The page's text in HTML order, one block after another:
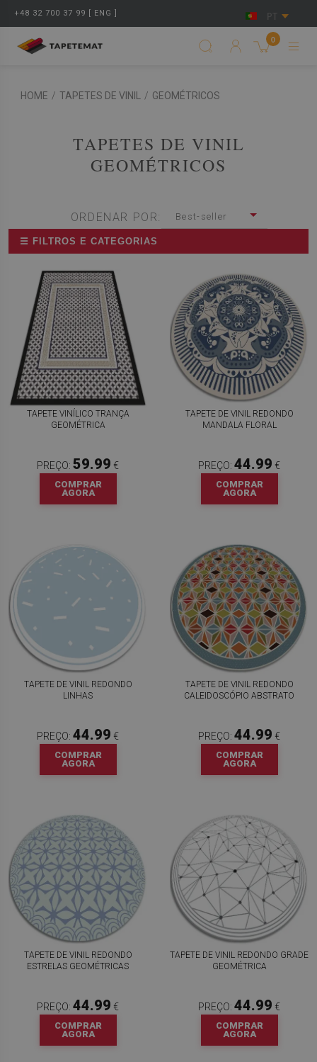
+48 32 700 37 99 [ ENG ] PT
0
HOME / TAPETES DE VINIL / GEOMÉTRICOS
TAPETES DE VINIL
GEOMÉTRICOS
ORDENAR POR: Best-seller
☰ FILTROS E CATEGORIAS
TAPETE VINÍLICO TRANÇA
GEOMÉTRICA
PREÇO: 59.99 €
COMPRAR
AGORA
TAPETE DE VINIL REDONDO
MANDALA FLORAL
PREÇO: 44.99 €
COMPRAR
AGORA
TAPETE DE VINIL REDONDO
LINHAS
PREÇO: 44.99 €
COMPRAR
AGORA
TAPETE DE VINIL REDONDO
CALEIDOSCÓPIO ABSTRATO
PREÇO: 44.99 €
COMPRAR
AGORA
TAPETE DE VINIL REDONDO
ESTRELAS GEOMÉTRICAS
PREÇO: 44.99 €
COMPRAR
AGORA
TAPETE DE VINIL REDONDO GRADE
GEOMÉTRICA
PREÇO: 44.99 €
COMPRAR
AGORA